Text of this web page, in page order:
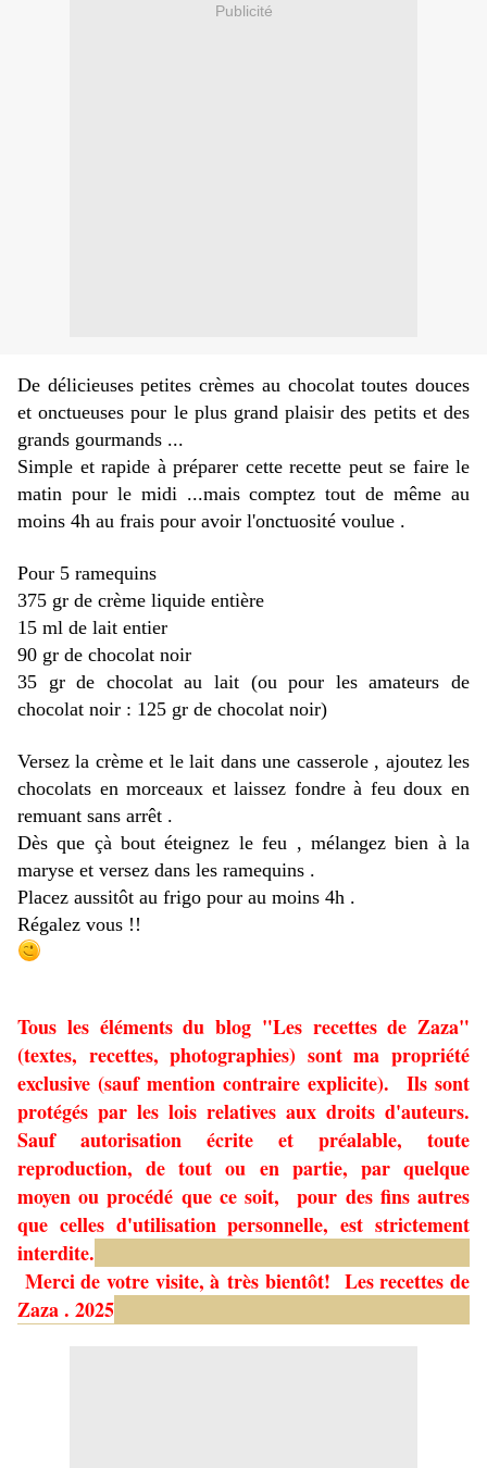
Publicité
De délicieuses petites crèmes au chocolat toutes douces
et onctueuses pour le plus grand plaisir des petits et des
grands gourmands ...
Simple et rapide à préparer cette recette peut se faire le
matin pour le midi ...mais comptez tout de même au
moins 4h au frais pour avoir l'onctuosité voulue .
Pour 5 ramequins
375 gr de crème liquide entière
15 ml de lait entier
90 gr de chocolat noir
35 gr de chocolat au lait (ou pour les amateurs de
chocolat noir : 125 gr de chocolat noir)
Versez la crème et le lait dans une casserole , ajoutez les
chocolats en morceaux et laissez fondre à feu doux en
remuant sans arrêt .
Dès que çà bout éteignez le feu , mélangez bien à la
maryse et versez dans les ramequins .
Placez aussitôt au frigo pour au moins 4h .
Régalez vous !!
Tous les éléments du blog "Les recettes de Zaza"
(textes, recettes, photographies) sont ma propriété
exclusive (sauf mention contraire explicite). Ils sont
protégés par les lois relatives aux droits d'auteurs.
Sauf autorisation écrite et préalable, toute
reproduction, de tout ou en partie, par quelque
moyen ou procédé que ce soit, pour des fins autres
que celles d'utilisation personnelle, est strictement
interdite.
Merci de votre visite, à très bientôt! Les recettes de
Zaza . 2025